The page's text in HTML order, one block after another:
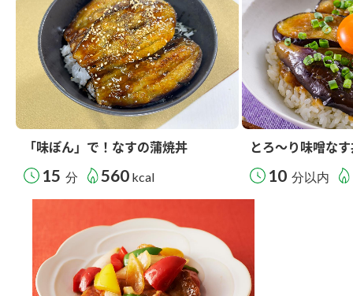
「味ぽん」で！なすの蒲焼丼
15 分 560 kcal
とろ～り味噌な
10 分以内